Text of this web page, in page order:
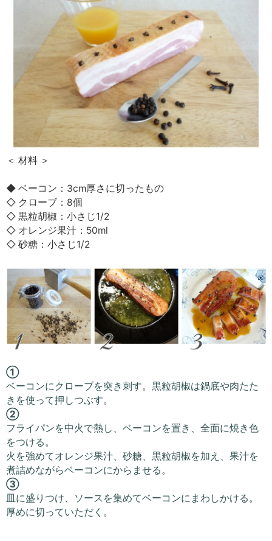
＜ 材料 ＞
◆ ベーコン：3cm厚さに切ったもの
◇ クローブ：8個
◇ 黒粒胡椒：小さじ1/2
◇ オレンジ果汁：50ml
◇ 砂糖：小さじ1/2
①
ベーコンにクローブを突き刺す。黒粒胡椒は鍋底や肉たた
きを使って押しつぶす。
②
フライパンを中火で熱し、ベーコンを置き、全面に焼き色
をつける。
火を強めてオレンジ果汁、砂糖、黒粒胡椒を加え、果汁を
煮詰めながらベーコンにからませる。
③
皿に盛りつけ、ソースを集めてベーコンにまわしかける。
厚めに切っていただく。